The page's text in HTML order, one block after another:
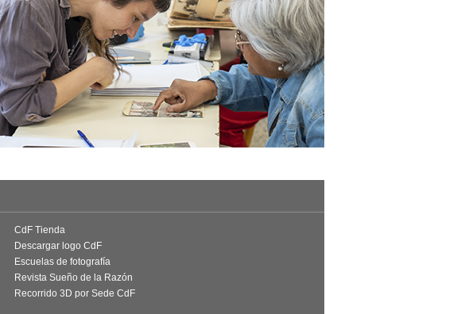
CdF Tienda
Descargar logo CdF
Escuelas de fotografía
Revista Sueño de la Razón
Recorrido 3D por Sede CdF